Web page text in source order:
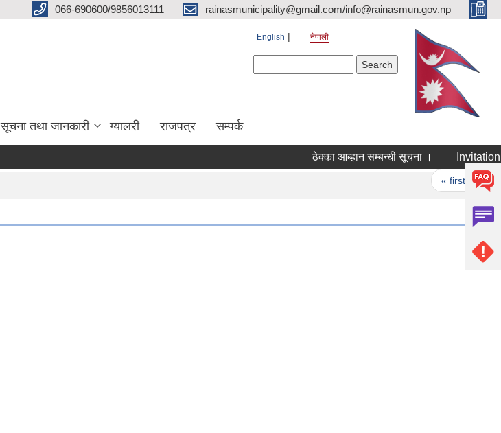
066-690600/9856013111 rainasmunicipality@gmail.com/info@rainasmun.gov.np
English नेपाली
सूचना तथा जानकारी ग्यालरी राजपत्र सम्पर्क
ठेक्का आब्हान सम्बन्धी सूचना । Invitation
« first ‹